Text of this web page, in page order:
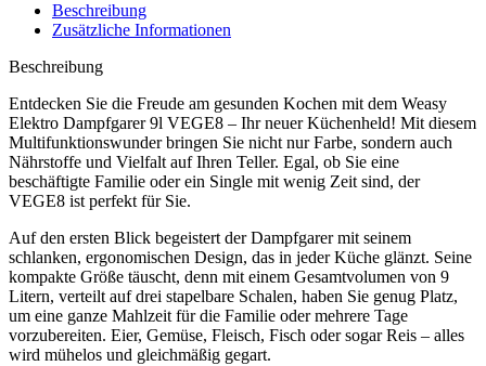
Beschreibung
Zusätzliche Informationen
Beschreibung
Entdecken Sie die Freude am gesunden Kochen mit dem Weasy
Elektro Dampfgarer 9l VEGE8 – Ihr neuer Küchenheld! Mit diesem
Multifunktionswunder bringen Sie nicht nur Farbe, sondern auch
Nährstoffe und Vielfalt auf Ihren Teller. Egal, ob Sie eine
beschäftigte Familie oder ein Single mit wenig Zeit sind, der
VEGE8 ist perfekt für Sie.
Auf den ersten Blick begeistert der Dampfgarer mit seinem
schlanken, ergonomischen Design, das in jeder Küche glänzt. Seine
kompakte Größe täuscht, denn mit einem Gesamtvolumen von 9
Litern, verteilt auf drei stapelbare Schalen, haben Sie genug Platz,
um eine ganze Mahlzeit für die Familie oder mehrere Tage
vorzubereiten. Eier, Gemüse, Fleisch, Fisch oder sogar Reis – alles
wird mühelos und gleichmäßig gegart.